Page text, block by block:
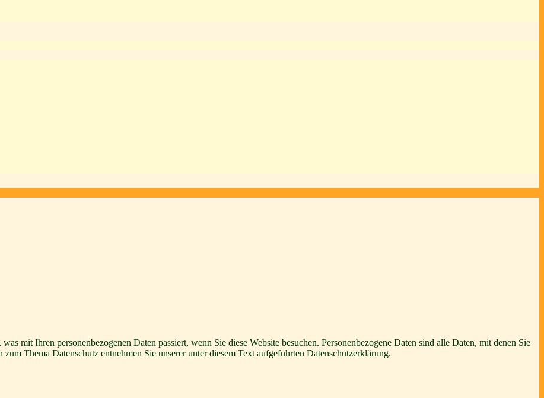
mit Ihren personenbezogenen Daten passiert, wenn Sie diese Website besuchen. Personenbezogene Daten sind alle Daten, mit denen Sie
Thema Datenschutz entnehmen Sie unserer unter diesem Text aufgeführten Datenschutzerklärung.